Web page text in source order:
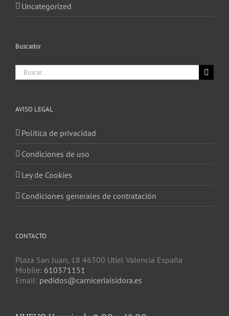
Uncategorized
Buscador
Buscar:
AVISO LEGAL
Política de privacidad
Condiciones de uso
Ley de Cookies
Condiciones generales de contratación
CONTACTO
Plaza San Juan, 18 46300 Utiel Valencia España
Mobile: 610371151
Email: pedidos@carniceriaisidora.es